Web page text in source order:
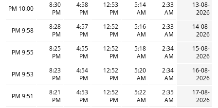
13-08-
2026
2:33
AM
5:14
AM
12:53
PM
4:58
PM
8:30
PM
10:00 PM
14-08-
2026
2:33
AM
5:16
AM
12:52
PM
4:57
PM
8:28
PM
9:58 PM
15-08-
2026
2:34
AM
5:18
AM
12:52
PM
4:55
PM
8:25
PM
9:55 PM
16-08-
2026
2:34
AM
5:20
AM
12:52
PM
4:54
PM
8:23
PM
9:53 PM
17-08-
2026
2:35
AM
5:22
AM
12:52
PM
4:53
PM
8:21
PM
9:51 PM